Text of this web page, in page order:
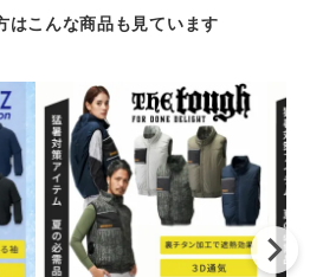
はこんな商品も見ています